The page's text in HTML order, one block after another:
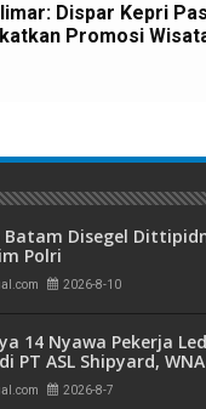
Dispar Kepri
Promosi
Batam Disegel
Polri
2026-8-10
14 Nyawa Pekerja
PT ASL Shipyard,
1 Tahun 6 Bulan
2026-8-7